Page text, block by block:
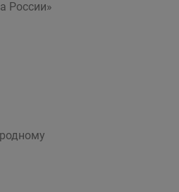
России»